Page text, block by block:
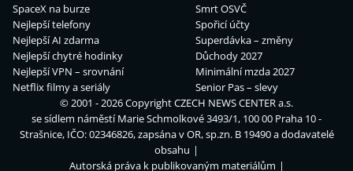
SpaceX na burze
Nejlepší telefony
Nejlepší AI zdarma
Nejlepší chytré hodinky
Nejlepší VPN – srovnání
Netflix filmy a seriály
Smrt OSVČ
Spořicí účty
Superdávka – změny
Důchody 2027
Minimální mzda 2027
Senior Pas – slevy
© 2001 - 2026 CopyrightCZECH NEWS CENTER a.s.
se sídlem náměstí Marie Schmolkové 3493/1, 100 00 Praha 10 -
Strašnice, IČO: 02346826, zapsána v OR, sp.zn. B 19490 a dodavatelé
obsahu
Autorská práva k publikovaným materiálům